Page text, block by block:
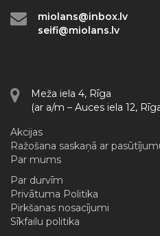
miolans@inbox.lv
seifi@miolans.lv
Meža iela 4, Rīga
(ar a/m – Auces iela 12,
Akcijas
Ražošana saskaņā ar
Par mums
Par durvīm
Privātuma Politika
Pirkšanas nosacījumi
Sīkfailu politika